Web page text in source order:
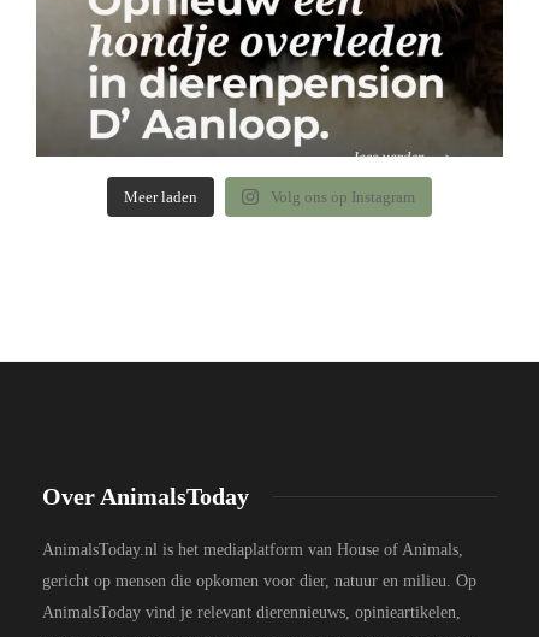
Meer laden Volg ons op Instagram
Over AnimalsToday
AnimalsToday.nl is het mediaplatform van House of Animals,
gericht op mensen die opkomen voor dier, natuur en milieu. Op
AnimalsToday vind je relevant dierennieuws, opinieartikelen,